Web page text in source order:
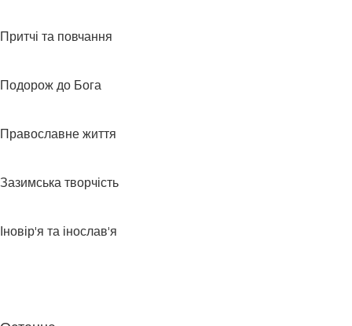
Притчі та повчання
Подорож до Бога
Православне життя
Зазимська творчість
Іновір'я та інослав'я